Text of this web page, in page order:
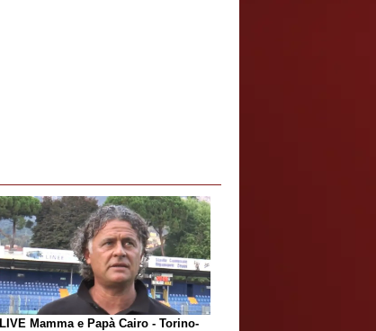
LIVE Mamma e Papà Cairo - Torino-